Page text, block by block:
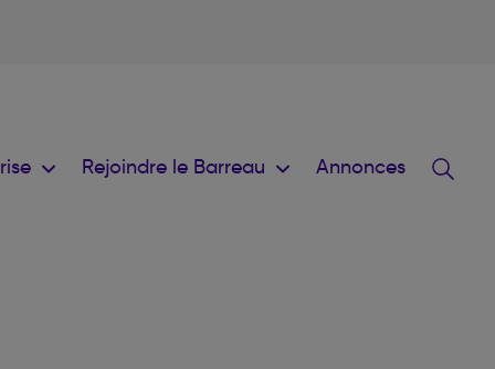
Rejoindre le Barreau Annonces